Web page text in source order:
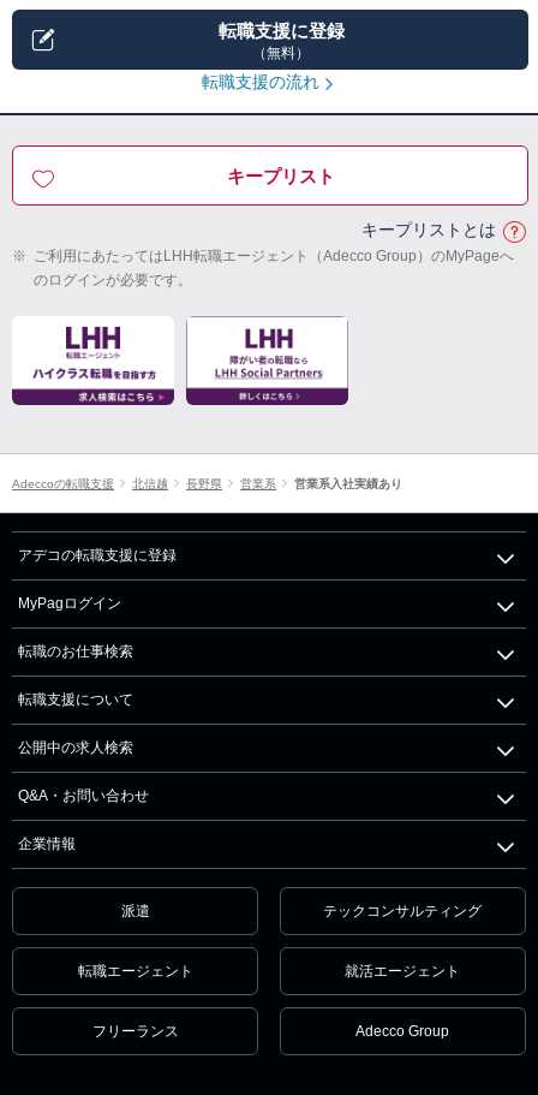
転職支援に登録
（無料）
転職支援の流れ
キープリスト
キープリストとは
※ ご利用にあたってはLHH転職エージェント（Adecco Group）のMyPageへ
のログインが必要です。
Adeccoの転職支援 北信越 長野県 営業系 営業系入社実績あり
アデコの転職支援に登録
MyPagログイン
転職のお仕事検索
転職支援について
公開中の求人検索
Q&A・お問い合わせ
企業情報
派遣 テックコンサルティング
転職エージェント 就活エージェント
フリーランス Adecco Group